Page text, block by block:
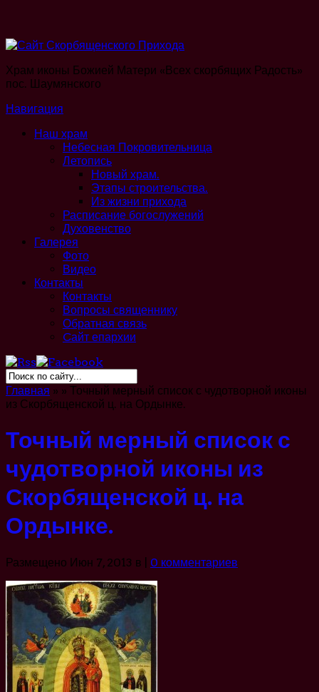
Храм иконы Божией Матери «Всех скорбящих Радость»
пос. Шаумянского
Навигация
Наш храм
Небесная Покровительница
Летопись
Новый храм.
Этапы строительства.
Из жизни прихода
Расписание богослужений
Духовенство
Галерея
Фото
Видео
Контакты
Контакты
Вопросы священнику
Обратная связь
Cайт епархии
Главная » » Точный мерный список с чудотворной иконы
из Скорбященской ц. на Ордынке.
Точный мерный список с
чудотворной иконы из
Скорбященской ц. на
Ордынке.
Размещено Июн 7, 2013 в | 0 комментариев